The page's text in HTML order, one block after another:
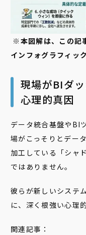
※本図解は、この
インフォグラフィッ
現場がBIダ
心理的真因
データ統合基盤やBI
場がこっそりとデー
加工している「シャ
ではありません。
彼らが新しいシステ
に、深く根強い心理
関連記事：